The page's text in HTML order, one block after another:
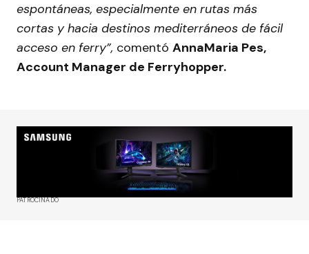
espontáneas, especialmente en rutas más
cortas y hacia destinos mediterráneos de fácil
acceso en ferry”, comentó AnnaMaria Pes,
Account Manager de Ferryhopper.
PATROCINADO